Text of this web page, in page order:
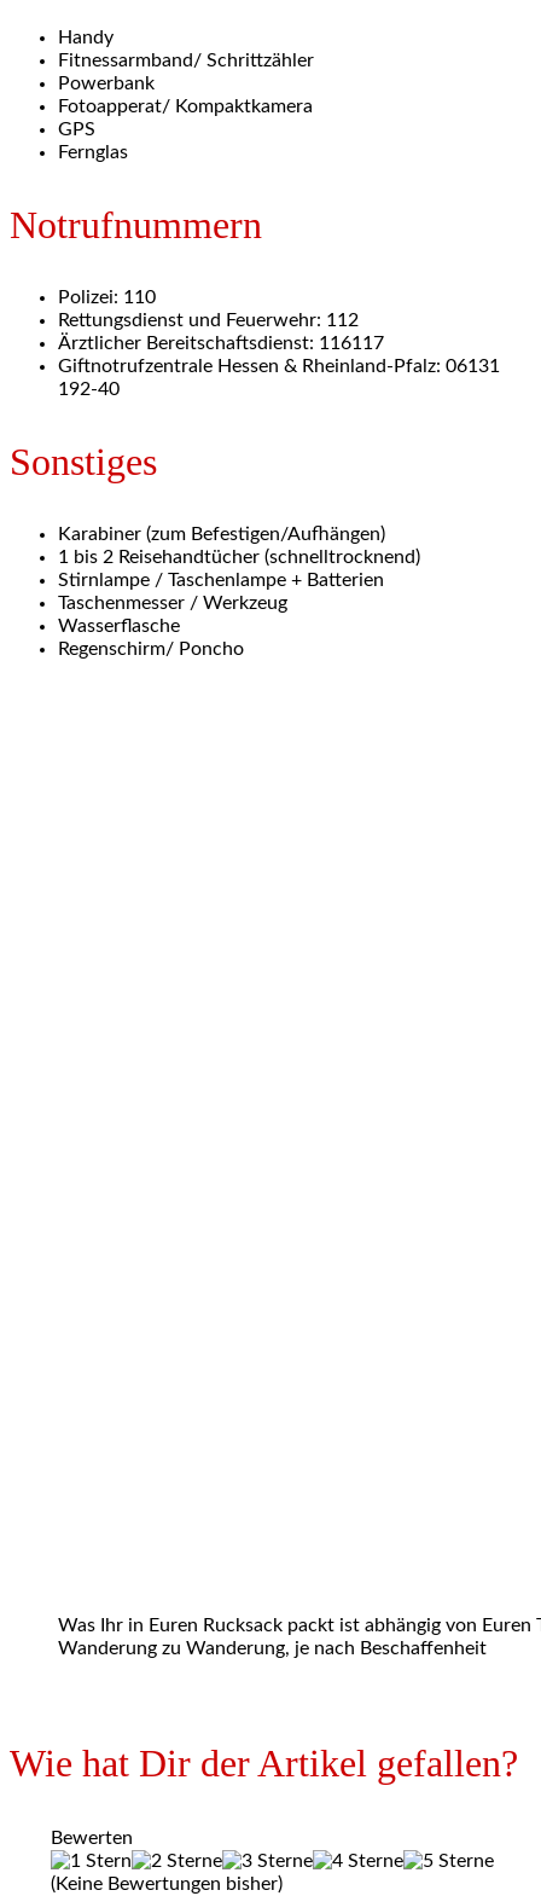
Handy
Fitnessarmband/ Schrittzähler
Powerbank
Fotoapperat/ Kompaktkamera
GPS
Fernglas
Notrufnummern
Polizei: 110
Rettungsdienst und Feuerwehr: 112
Ärztlicher Bereitschaftsdienst: 116117
Giftnotrufzentrale Hessen & Rheinland-Pfalz: 06131
192-40
Sonstiges
Karabiner (zum Befestigen/Aufhängen)
1 bis 2 Reisehandtücher (schnelltrocknend)
Stirnlampe / Taschenlampe + Batterien
Taschenmesser / Werkzeug
Wasserflasche
Regenschirm/ Poncho
Was Ihr in Euren Rucksack packt ist abhängig von
Wanderung zu Wanderung, je nach Beschaffenheit
Wie hat Dir der Artikel gefallen?
Bewerten
(Keine Bewertungen bisher)